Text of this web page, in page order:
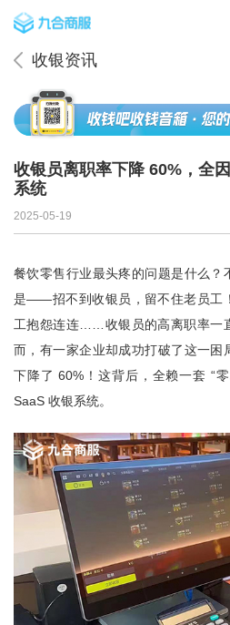
收银资讯
收银员离职率下降 60%，全
系统
2025-05-19
餐饮零售行业最头疼的问题是什么？
是——招不到收银员，留不住老员工
工抱怨连连……收银员的高离职率一
而，有一家企业却成功打破了这一困
下降了 60%！这背后，全赖一套 “
SaaS 收银系统。